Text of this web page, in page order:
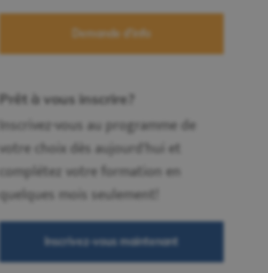
Demande d'info
Prêt à vous inscrire?
Inscrivez-vous au programme de
votre choix dès aujourd'hui et
complétez votre formation en
quelques mois seulement!
Inscrivez-vous maintenant